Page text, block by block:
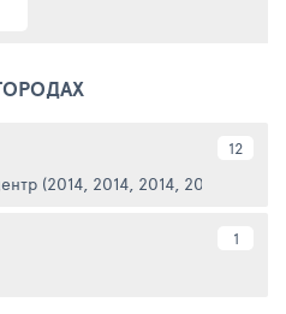
12
(2014, 2014, 2014, 2013, 2015)
1